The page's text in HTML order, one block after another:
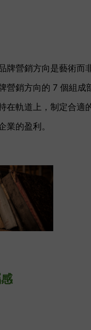
牌營銷方向是藝術而
營銷方向的 7 個組成
在軌道上，制定合適
業的盈利。